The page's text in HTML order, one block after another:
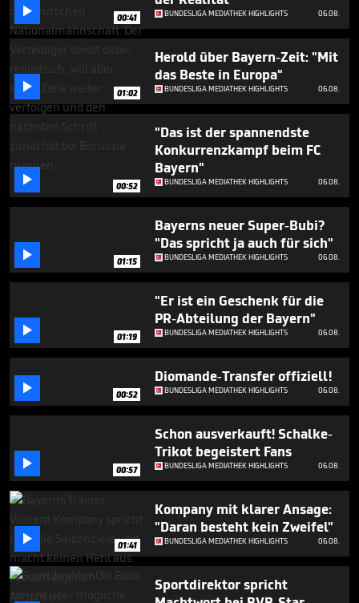
minutes,
seconds
 00:41 BUNDESLIGA MEDIATHEK HIGHLIGHTS 06.08.
 01:02
Herold über Bayern-Zeit: "Mit
das Beste in Europa"
BUNDESLIGA MEDIATHEK HIGHLIGHTS 06.08.
 00:52
"Das ist der spannendste
Konkurrenzkampf beim FC
Bayern"
BUNDESLIGA MEDIATHEK HIGHLIGHTS 06.08.
 01:15
Bayerns neuer Super-Bubi?
"Das spricht ja auch für sich"
BUNDESLIGA MEDIATHEK HIGHLIGHTS 06.08.
 01:19
"Er ist ein Geschenk für die
PR-Abteilung der Bayern"
BUNDESLIGA MEDIATHEK HIGHLIGHTS 06.08.
 00:52
Diomande-Transfer offiziell!
BUNDESLIGA MEDIATHEK HIGHLIGHTS 06.08.
 00:57
Schon ausverkauft! Schalke-
Trikot begeistert Fans
BUNDESLIGA MEDIATHEK HIGHLIGHTS 06.08.
 01:41
Kompany mit klarer Ansage:
"Daran besteht kein Zweifel"
BUNDESLIGA MEDIATHEK HIGHLIGHTS 06.08.
Sportdirektor spricht